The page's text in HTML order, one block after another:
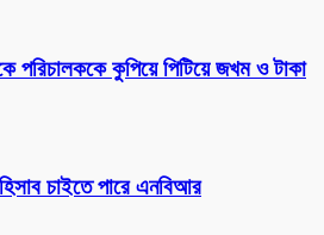
পরিচালককে কুপিয়ে পিটিয়ে জখম ও টাকা
চাইতে পারে এনবিআর